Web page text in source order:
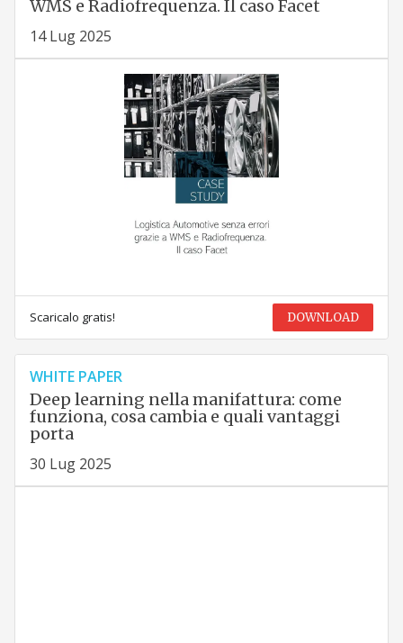
WMS e Radiofrequenza. Il caso Facet
14 Lug 2025
Scaricalo gratis! DOWNLOAD
WHITE PAPER
Deep learning nella manifattura: come
funziona, cosa cambia e quali vantaggi
porta
30 Lug 2025